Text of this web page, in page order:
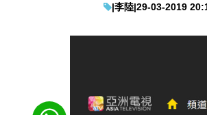
|李陸|29-03-2019